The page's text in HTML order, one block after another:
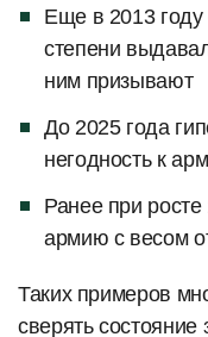
Еще в 2013
степени
ним призывают
До 2025 года
негодность к
Ранее при
армию с весом
Таких примеров
сверять состояние